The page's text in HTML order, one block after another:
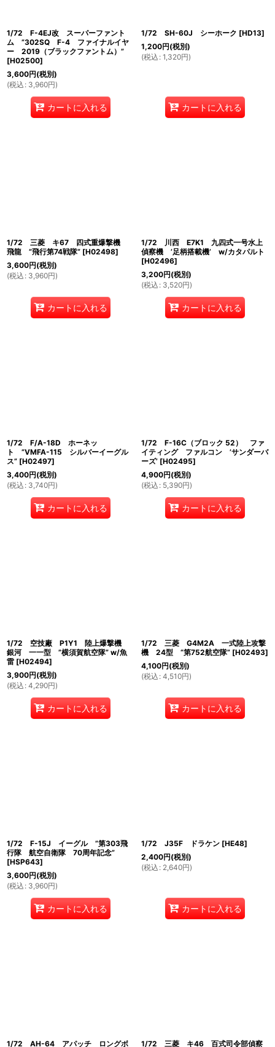
1/72 F-4EJ改 スーパーファント
ム ”302SQ F-4 ファイナルイヤ
ー 2019（ブラックファントム）”
[H02500]
3,600円(税別)
(税込 : 3,960円)
カートに入れる
1/72 SH-60J シーホーク [HD13]
1,200円(税別)
(税込 : 1,320円)
カートに入れる
1/72 三菱 キ67 四式重爆撃機
飛龍 ”飛行第74戦隊” [H02498]
3,600円(税別)
(税込 : 3,960円)
カートに入れる
1/72 川西 E7K1 九四式一号水上
偵察機 ’足柄搭載機’ w/カタパルト
[H02496]
3,200円(税別)
(税込 : 3,520円)
カートに入れる
1/72 F/A-18D ホーネッ
ト ”VMFA-115 シルバーイーグル
ス” [H02497]
3,400円(税別)
(税込 : 3,740円)
カートに入れる
1/72 F-16C（ブロック 52） ファ
イティング ファルコン ’サンダーバ
ーズ’ [H02495]
4,900円(税別)
(税込 : 5,390円)
カートに入れる
1/72 空技廠 P1Y1 陸上爆撃機
銀河 一一型 ”横須賀航空隊” w/魚
雷 [H02494]
3,900円(税別)
(税込 : 4,290円)
カートに入れる
1/72 三菱 G4M2A 一式陸上攻撃
機 24型 “第752航空隊” [H02493]
4,100円(税別)
(税込 : 4,510円)
カートに入れる
1/72 F-15J イーグル ”第303飛
行隊 航空自衛隊 70周年記念”
[HSP643]
3,600円(税別)
(税込 : 3,960円)
カートに入れる
1/72 J35F ドラケン [HE48]
2,400円(税別)
(税込 : 2,640円)
カートに入れる
1/72 AH-64 アパッチ ロングボ
1/72 三菱 キ46 百式司令部偵察